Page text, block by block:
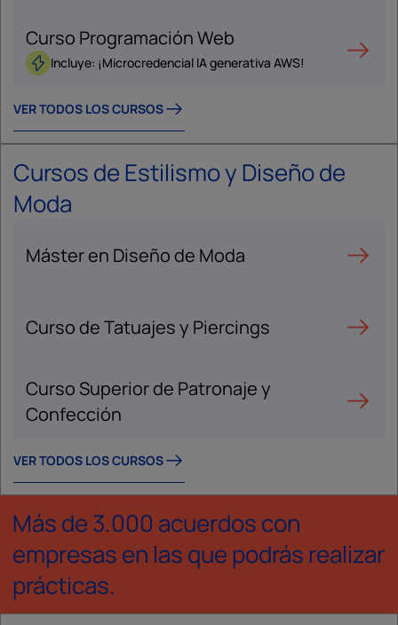
Curso Programación Web
Incluye: ¡Microcredencial IA generativa AWS!
VER TODOS LOS CURSOS
Cursos de Estilismo y Diseño de
Moda
Máster en Diseño de Moda
Curso de Tatuajes y Piercings
Curso Superior de Patronaje y
Confección
VER TODOS LOS CURSOS
Más de 3.000 acuerdos con
empresas en las que podrás realizar
prácticas.